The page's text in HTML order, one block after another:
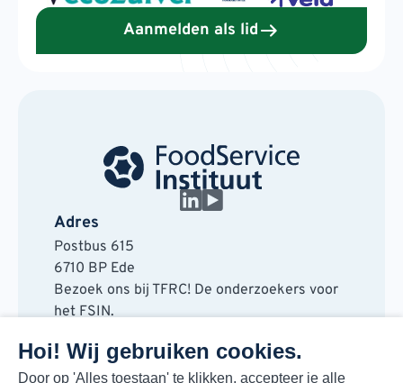
Hoi! Wij gebruiken cookies.
Door op 'Alles toestaan' te klikken, accepteer je alle
Aanmelden als lid
Adres
Postbus 615
6710 BP Ede
Bezoek ons bij TFRC! De onderzoekers voor
het FSIN.
6717 LT Ede
Contact